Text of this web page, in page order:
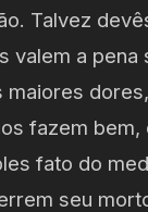
Talvez
valem a
maiores
fazem
fato do
seu